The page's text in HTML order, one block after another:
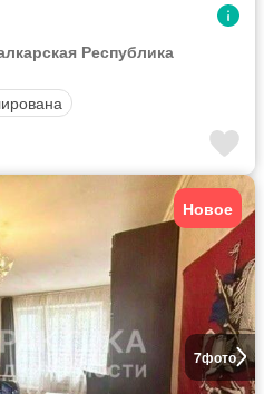
Республика
7фото
Новое